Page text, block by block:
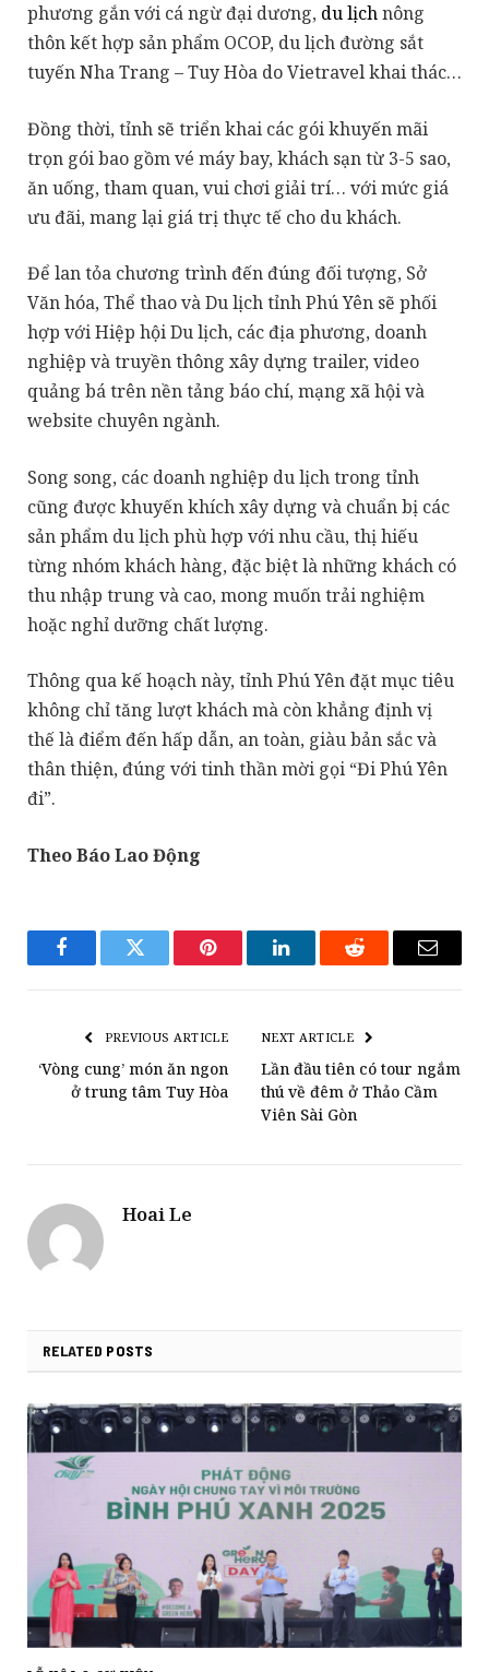
phương gắn với cá ngừ đại dương, du lịchnông
thôn kết hợp sản phẩm OCOP, du lịch đường sắt
tuyến Nha Trang – Tuy Hòa do Vietravel khai thác…
Đồng thời, tỉnh sẽ triển khai các gói khuyến mãi
trọn gói bao gồm vé máy bay, khách sạn từ 3-5 sao,
ăn uống, tham quan, vui chơi giải trí… với mức giá
ưu đãi, mang lại giá trị thực tế cho du khách.
Để lan tỏa chương trình đến đúng đối tượng, Sở
Văn hóa, Thể thao và Du lịch tỉnh Phú Yên sẽ phối
hợp với Hiệp hội Du lịch, các địa phương, doanh
nghiệp và truyền thông xây dựng trailer, video
quảng bá trên nền tảng báo chí, mạng xã hội và
website chuyên ngành.
Song song, các doanh nghiệp du lịch trong tỉnh
cũng được khuyến khích xây dựng và chuẩn bị các
sản phẩm du lịch phù hợp với nhu cầu, thị hiếu
từng nhóm khách hàng, đặc biệt là những khách có
thu nhập trung và cao, mong muốn trải nghiệm
hoặc nghỉ dưỡng chất lượng.
Thông qua kế hoạch này, tỉnh Phú Yên đặt mục tiêu
không chỉ tăng lượt khách mà còn khẳng định vị
thế là điểm đến hấp dẫn, an toàn, giàu bản sắc và
thân thiện, đúng với tinh thần mời gọi “Đi Phú Yên
đi”.
Theo Báo Lao Động
FacebookTwitter Pinterest LinkedInReddit Email
PREVIOUS ARTICLE
‘Vòng cung’ món ăn ngon
ở trung tâm Tuy Hòa
NEXT ARTICLE
Lần đầu tiên có tour ngắm
thú về đêm ở Thảo Cầm
Viên Sài Gòn
Hoai Le
RELATED POSTS